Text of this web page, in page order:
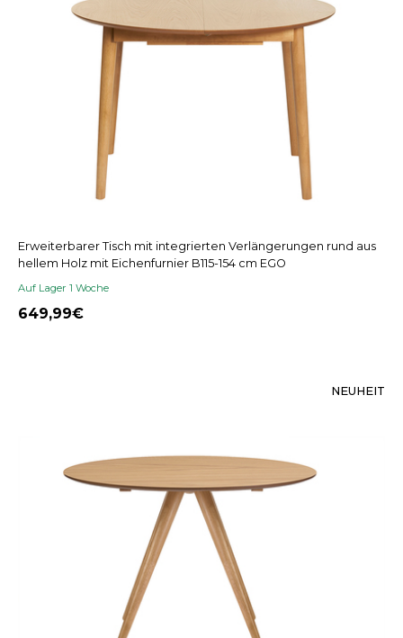
Erweiterbarer Tisch mit integrierten Verlängerungen rund aus
hellem Holz mit Eichenfurnier B115-154 cm EGO
Auf Lager 1 Woche
649,99
NEUHEIT